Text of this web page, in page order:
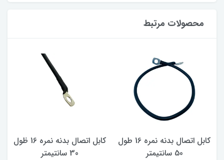
محصولات مرتبط
کابل اتصال بدنه نمره 16 طول
50 سانتیمتر
کابل اتصال بدنه نمره 16 ظول
30 سانتیمتر